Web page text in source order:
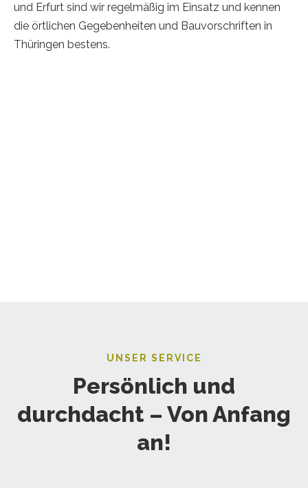
und Erfurt sind wir regelmäßig im Einsatz und kennen
die örtlichen Gegebenheiten und Bauvorschriften in
Thüringen bestens.
UNSER SERVICE
Persönlich und
durchdacht – Von Anfang
an!